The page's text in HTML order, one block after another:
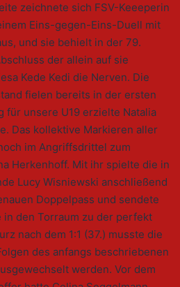
zeichnete sich FSV-Keeeperin
Eins-gegen-Eins-Duell mit
und sie behielt in der 79.
der allein auf sie
Kede Kedi die Nerven. Die
fielen bereits in der ersten
für unsere U19 erzielte Natalia
Das kollektive Markieren aller
im Angriffsdrittel zum
Herkenhoff. Mit ihr spielte die in
Lucy Wisniewski anschließend
Doppelpass und sendete
den Torraum zu der perfekt
nach dem 1:1 (37.) musste die
des anfangs beschriebenen
werden. Vor dem